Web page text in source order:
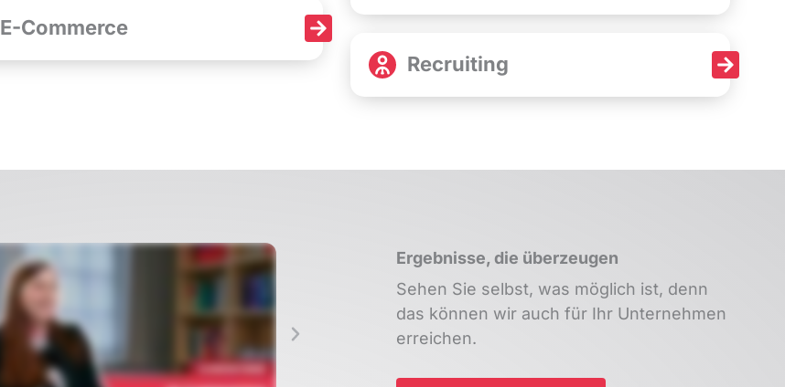
E-Commerce
Recruiting
Ergebnisse, die überzeugen
Sehen Sie selbst, was möglich ist, denn
das können wir auch für Ihr Unternehmen
erreichen.